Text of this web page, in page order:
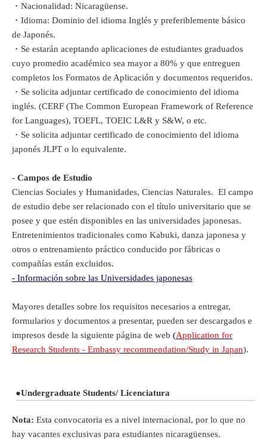
・Nacionalidad: Nicaragüense.
・Idioma: Dominio del idioma Inglés y preferiblemente básico
de Japonés.
・Se estarán aceptando aplicaciones de estudiantes graduados
cuyo promedio académico sea mayor a 80% y que entreguen
completos los Formatos de Aplicación y documentos requeridos.
・Se solicita adjuntar certificado de conocimiento del idioma
inglés. (CERF (The Common European Framework of Reference
for Languages), TOEFL, TOEIC L&R y S&W, o etc.
・Se solicita adjuntar certificado de conocimiento del idioma
japonés JLPT o lo equivalente.
- Campos de Estudio
Ciencias Sociales y Humanidades, Ciencias Naturales. El campo
de estudio debe ser relacionado con el título universitario que se
posee y que estén disponibles en las universidades japonesas.
Entretenimientos tradicionales como Kabuki, danza japonesa y
otros o entrenamiento práctico conducido por fábricas o
compañías están excluidos.
- Información sobre las Universidades japonesas
Mayores detalles sobre los requisitos necesarios a entregar,
formularios y documentos a presentar, pueden ser descargados e
impresos desde la siguiente página de web (Application for
Research Students - Embassy recommendation/Study in Japan).
●Undergraduate Students/Licenciatura
Nota: Esta convocatoria es a nivel internacional, por lo que no
hay vacantes exclusivas para estudiantes nicaragüenses.